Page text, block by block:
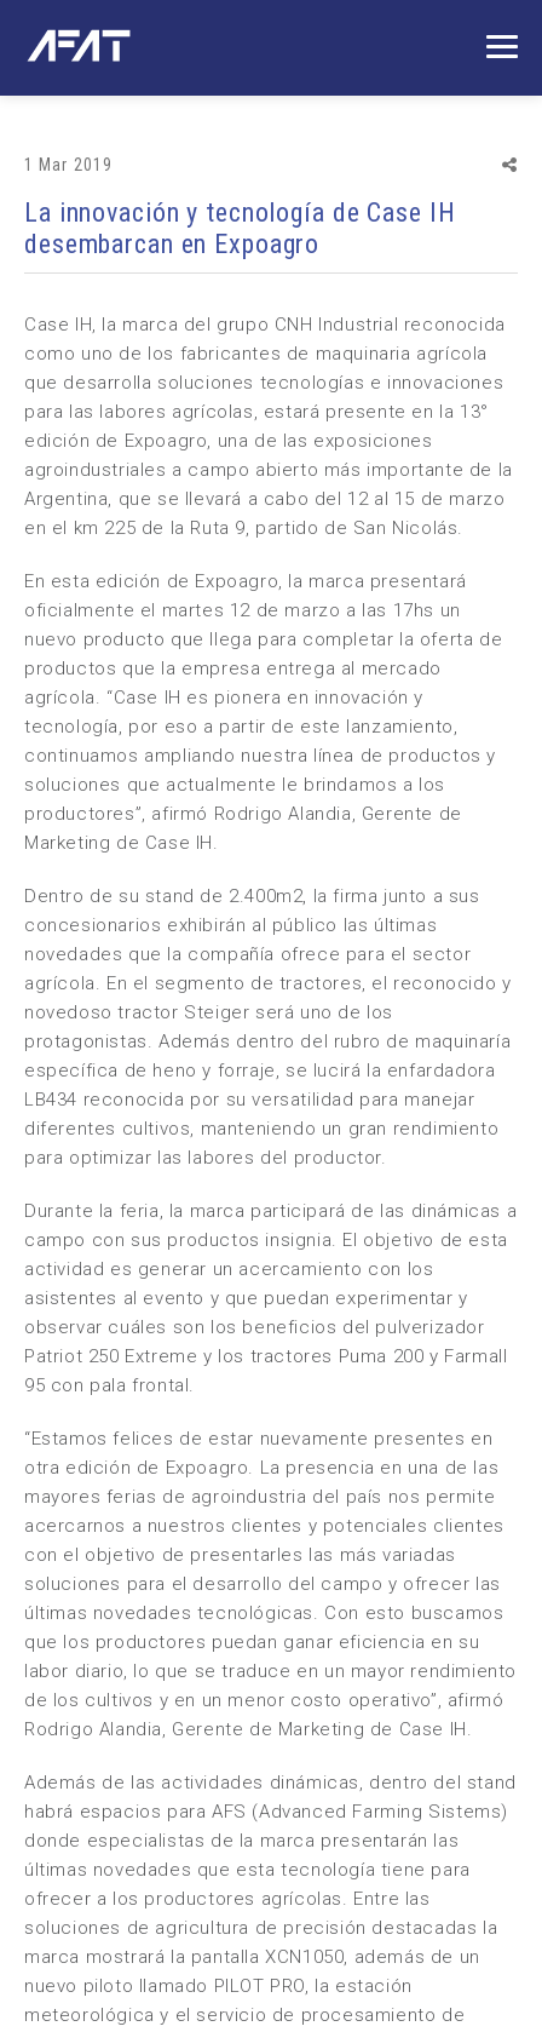
1 Mar 2019
La innovación y tecnología de Case IH
desembarcan en Expoagro
Case IH, la marca del grupo CNH Industrial reconocida
como uno de los fabricantes de maquinaria agrícola
que desarrolla soluciones tecnologías e innovaciones
para las labores agrícolas, estará presente en la 13°
edición de Expoagro, una de las exposiciones
agroindustriales a campo abierto más importante de la
Argentina, que se llevará a cabo del 12 al 15 de marzo
en el km 225 de la Ruta 9, partido de San Nicolás.
En esta edición de Expoagro, la marca presentará
oficialmente el martes 12 de marzo a las 17hs un
nuevo producto que llega para completar la oferta de
productos que la empresa entrega al mercado
agrícola. “Case IH es pionera en innovación y
tecnología, por eso a partir de este lanzamiento,
continuamos ampliando nuestra línea de productos y
soluciones que actualmente le brindamos a los
productores”, afirmó Rodrigo Alandia, Gerente de
Marketing de Case IH.
Dentro de su stand de 2.400m2, la firma junto a sus
concesionarios exhibirán al público las últimas
novedades que la compañía ofrece para el sector
agrícola. En el segmento de tractores, el reconocido y
novedoso tractor Steiger será uno de los
protagonistas. Además dentro del rubro de maquinaría
específica de heno y forraje, se lucirá la enfardadora
LB434 reconocida por su versatilidad para manejar
diferentes cultivos, manteniendo un gran rendimiento
para optimizar las labores del productor.
Durante la feria, la marca participará de las dinámicas a
campo con sus productos insignia. El objetivo de esta
actividad es generar un acercamiento con los
asistentes al evento y que puedan experimentar y
observar cuáles son los beneficios del pulverizador
Patriot 250 Extreme y los tractores Puma 200 y Farmall
95 con pala frontal.
“Estamos felices de estar nuevamente presentes en
otra edición de Expoagro. La presencia en una de las
mayores ferias de agroindustria del país nos permite
acercarnos a nuestros clientes y potenciales clientes
con el objetivo de presentarles las más variadas
soluciones para el desarrollo del campo y ofrecer las
últimas novedades tecnológicas. Con esto buscamos
que los productores puedan ganar eficiencia en su
labor diario, lo que se traduce en un mayor rendimiento
de los cultivos y en un menor costo operativo”, afirmó
Rodrigo Alandia, Gerente de Marketing de Case IH.
Además de las actividades dinámicas, dentro del stand
habrá espacios para AFS (Advanced Farming Sistems)
donde especialistas de la marca presentarán las
últimas novedades que esta tecnología tiene para
ofrecer a los productores agrícolas. Entre las
soluciones de agricultura de precisión destacadas la
marca mostrará la pantalla XCN1050, además de un
nuevo piloto llamado PILOT PRO, la estación
meteorológica y el servicio de procesamiento de